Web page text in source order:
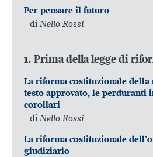
Per pensare il futuro
di Nello Rossi
1. Prima della legge di
La riforma costituzionale
testo approvato, le perduranti
corollari
di Nello Rossi
La riforma costituzionale
giudiziario